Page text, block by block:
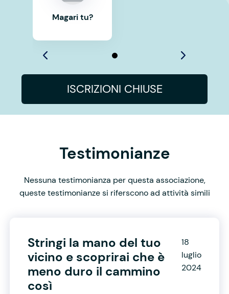
Magari tu?
ISCRIZIONI CHIUSE
Testimonianze
Nessuna testimonianza per questa associazione,
queste testimonianze si riferscono ad attività simili
Stringi la mano del tuo
vicino e scoprirai che è
meno duro il cammino
così
18
luglio
2024